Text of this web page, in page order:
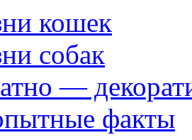
кошек
собак
—
факты